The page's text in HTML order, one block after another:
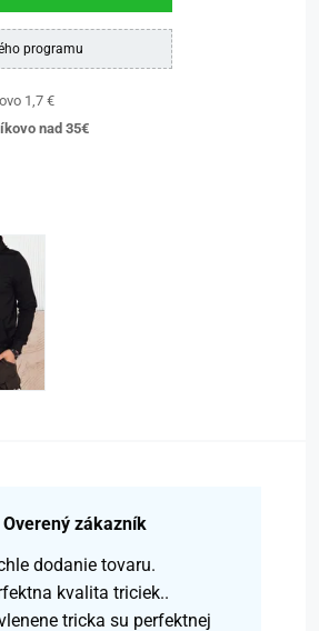
programu
1,7 €
nad 35€
Overený zákazník
dodanie tovaru.
kvalita triciek..
tricka su perfektnej